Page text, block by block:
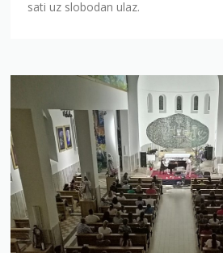
sati uz slobodan ulaz.